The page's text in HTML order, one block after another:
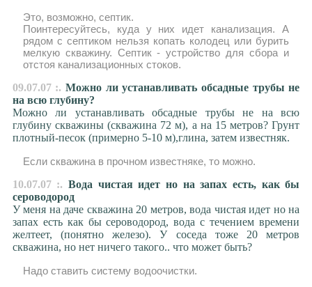
Это, возможно, септик.
Поинтересуйтесь, куда у них идет канализация. А
рядом с септиком нельзя копать колодец или бурить
мелкую скважину. Септик - устройство для сбора и
отстоя канализационных стоков.
09.07.07 :. Можно ли устанавливать обсадные трубы не
на всю глубину?
Можно ли устанавливать обсадные трубы не на всю
глубину скважины (скважина 72 м), а на 15 метров? Грунт
плотный-песок (примерно 5-10 м),глина, затем известняк.
Если скважина в прочном известняке, то можно.
10.07.07 :. Вода чистая идет но на запах есть, как бы
сероводород
У меня на даче скважина 20 метров, вода чистая идет но на
запах есть как бы сероводород, вода с течением времени
желтеет, (понятно железо). У соседа тоже 20 метров
скважина, но нет ничего такого.. что может быть?
Надо ставить систему водоочистки.